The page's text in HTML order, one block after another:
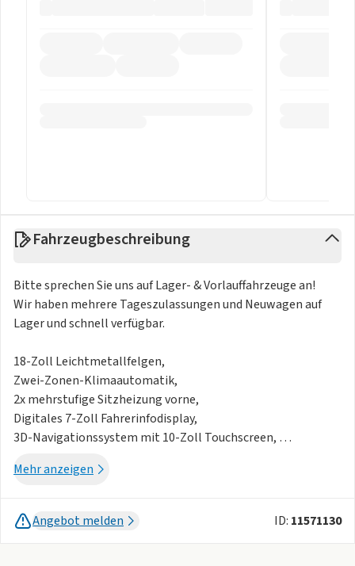
Fahrzeugbeschreibung
Bitte sprechen Sie uns auf Lager- & Vorlauffahrzeuge an!
Wir haben mehrere Tageszulassungen und Neuwagen auf
Lager und schnell verfügbar.
18-Zoll Leichtmetallfelgen,
Zwei-Zonen-Klimaautomatik,
2x mehrstufige Sitzheizung vorne,
Digitales 7-Zoll Fahrerinfodisplay,
3D-Navigationssystem mit 10-Zoll Touchscreen,
Wireless Android Auto,
LED-Scheinwerfer,
LED-Tagfahrlicht,
Mehr anzeigen
Angebot melden ID: 11571130